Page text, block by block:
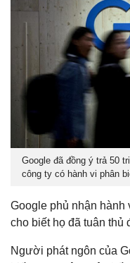
Google đã đồng ý trả 50
công ty có hành vi phân
Google phủ nhận hành
cho biết họ đã tuân thủ
Người phát ngôn của